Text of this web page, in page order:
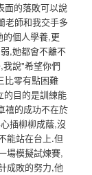
的落敗可以說
老師和我交手多
的個人學養,更
,她都會不離不
說"希望你們
比零有點困難
的目的是訓練能
禧的成功不在於
插柳柳成蔭,沒
能站在台上.但
場模擬試煉賽,
成敗的努力,他